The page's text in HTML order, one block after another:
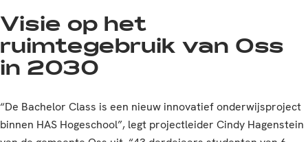
Visie op het
ruimtegebruik van Oss
in 2030
“De Bachelor Class is een nieuw innovatief onderwijsproject
binnen HAS Hogeschool”, legt projectleider Cindy Hagenstein